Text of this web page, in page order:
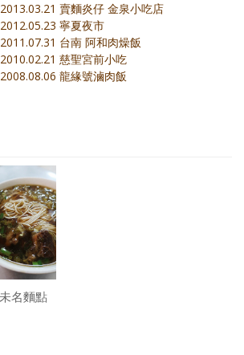
賣麵炎仔 金泉小吃店
寧夏夜市
台南 阿和肉燥飯
慈聖宮前小吃
龍緣號滷肉飯
名麵點